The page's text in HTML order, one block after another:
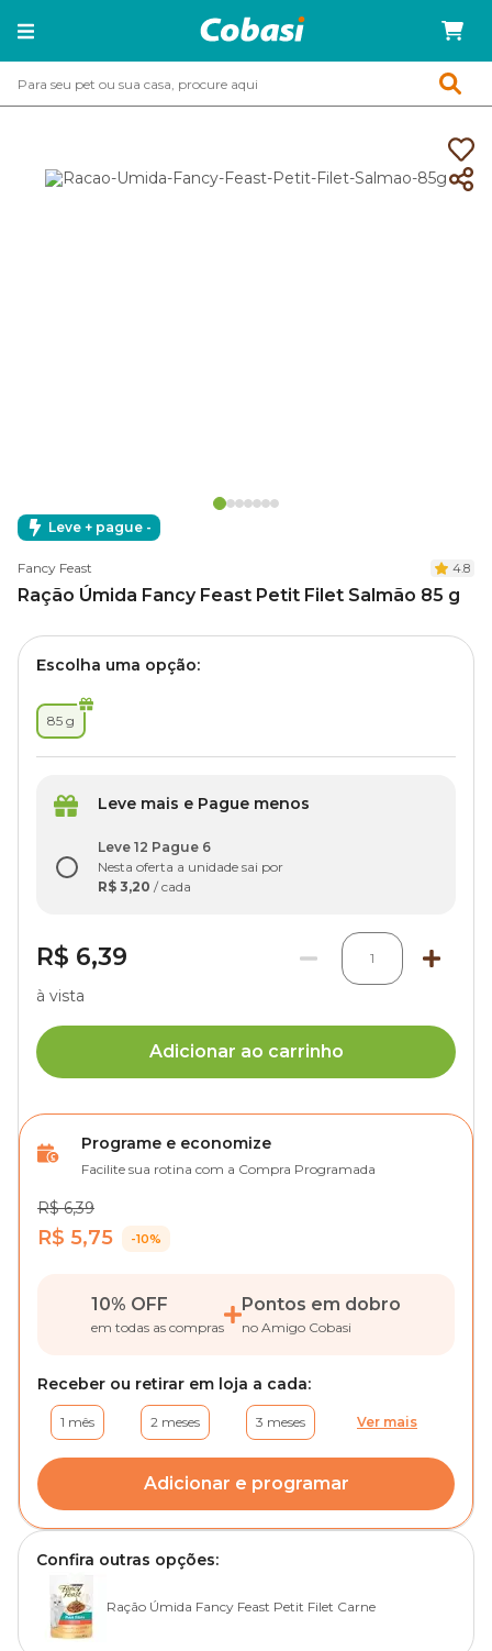
Leve + pague -
Fancy Feast 4.8
Ração Úmida Fancy Feast Petit Filet Salmão 85 g
Escolha uma opção:
85 g
Leve mais e Pague menos
Leve 12 Pague 6
Nesta oferta a unidade sai por
R$ 3,20 / cada
R$ 6,39 1
à vista
Adicionar ao carrinho
Programe e economize
Facilite sua rotina com a Compra Programada
R$ 6,39
R$ 5,75 -10%
10% OFF
em todas as compras
Pontos em dobro
no Amigo Cobasi
Receber ou retirar em loja a cada:
1 mês 2 meses 3 meses Ver mais
Adicionar e programar
Confira outras opções:
Ração Úmida Fancy Feast Petit Filet Carne